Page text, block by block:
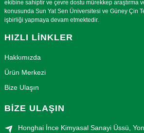
ekibine sahiptir ve çevre dostu mürekkep araştırma
konusunda Sun Yat Sen Üniversitesi ve Güney Çin
işbirliği yapmaya devam etmektedir.
HIZLI LINKLER
Hakkımızda
Ürün Merkezi
Bize Ulaşın
BİZE ULAŞIN
Honghai İnce Kimyasal Sanayi Üssü,